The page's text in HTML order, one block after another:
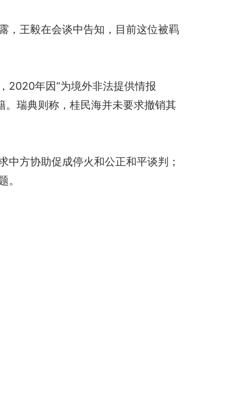
，王毅在会谈中告知，目前这位被羁
2020年因“为境外非法提供情报
。瑞典则称，桂民海并未要求撤销其
方协助促成停火和公正和平谈判；
。